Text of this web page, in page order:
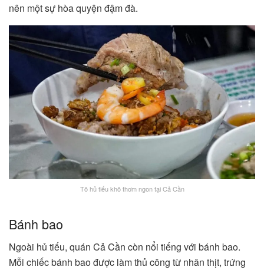
nên một sự hòa quyện đậm đà​.
Tô hủ tiếu khô thơm ngon tại Cả Cần
Bánh bao
Ngoài hủ tiếu, quán Cả Cần còn nổi tiếng với bánh bao.
Mỗi chiếc bánh bao được làm thủ công từ nhân thịt, trứng